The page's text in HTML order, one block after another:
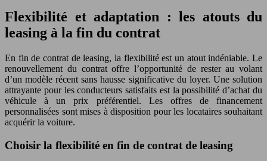
Flexibilité et adaptation : les atouts du
leasing à la fin du contrat
En fin de contrat de leasing, la flexibilité est un atout indéniable. Le
renouvellement du contrat offre l’opportunité de rester au volant
d’un modèle récent sans hausse significative du loyer. Une solution
attrayante pour les conducteurs satisfaits est la possibilité d’achat du
véhicule à un prix préférentiel. Les offres de financement
personnalisées sont mises à disposition pour les locataires souhaitant
acquérir la voiture.
Choisir la flexibilité en fin de contrat de leasing